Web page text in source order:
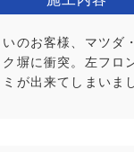
のお客様、マツダ
塀に衝突。左フロ
が出来てしまいま